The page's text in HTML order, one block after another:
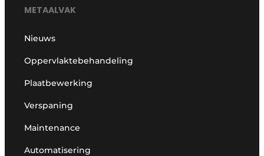
METAALVAK
Nieuws
Oppervlaktebehandeling
Plaatbewerking
Verspaning
Maintenance
Automatisering